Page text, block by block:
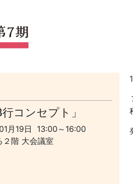
コンセプト」
月19日 13:00～16:00
２階 大会議室